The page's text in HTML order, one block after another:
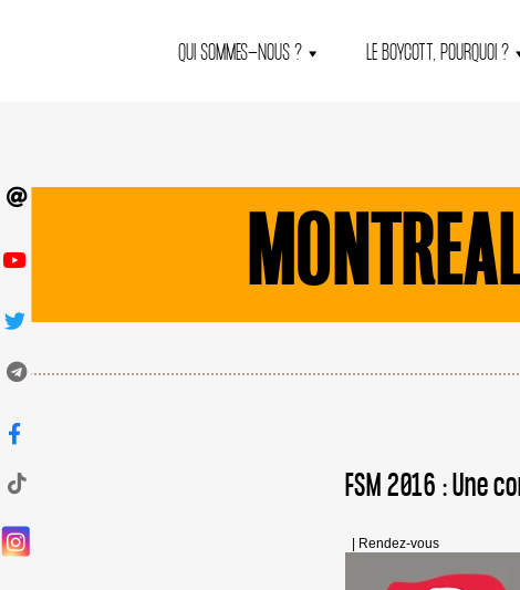
QUI SOMMES-NOUS ? LE BOYCOTT, POURQUOI ?
FSM 2016 : Une
Rendez-vous